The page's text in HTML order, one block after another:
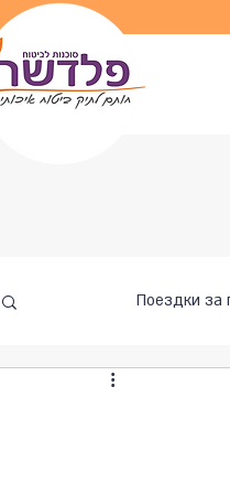
Поездки за